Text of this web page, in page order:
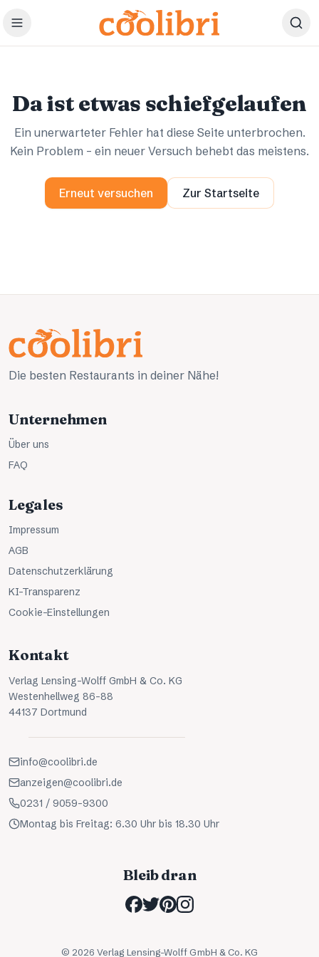
Zum Hauptinhalt springen
Da ist etwas schiefgelaufen
Ein unerwarteter Fehler hat diese Seite unterbrochen.
Kein Problem – ein neuer Versuch behebt das meistens.
Erneut versuchen Zur Startseite
Die besten Restaurants in deiner Nähe!
Unternehmen
Über uns
FAQ
Legales
Impressum
AGB
Datenschutzerklärung
KI-Transparenz
Cookie-Einstellungen
Kontakt
Verlag Lensing-Wolff GmbH & Co. KG
Westenhellweg 86-88
44137 Dortmund
info@coolibri.de
anzeigen@coolibri.de
0231 / 9059-9300
Montag bis Freitag: 6.30 Uhr bis 18.30 Uhr
Bleib dran
© 2026 Verlag Lensing-Wolff GmbH & Co. KG